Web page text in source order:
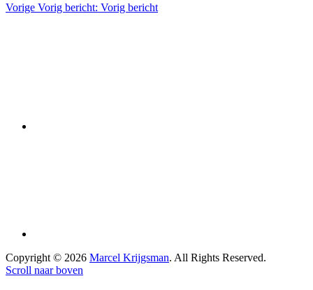
Vorige Vorig bericht: Vorig bericht
Copyright © 2026 Marcel Krijgsman. All Rights Reserved.
Scroll naar boven